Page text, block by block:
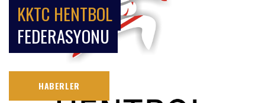
KKTC HENTBOL
FEDERASYONU
HABERLER